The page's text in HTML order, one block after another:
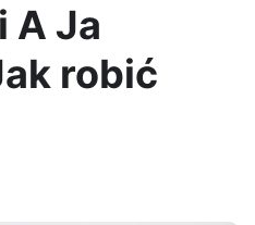
A Ja
robić